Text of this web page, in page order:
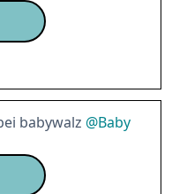
babywalz @Baby